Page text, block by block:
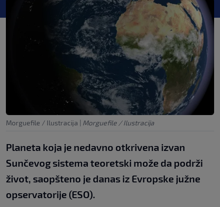
Morguefile / Ilustracija | Morguefile / Ilustracija
Planeta koja je nedavno otkrivena izvan
Sunčevog sistema teoretski može da podrži
život, saopšteno je danas iz Evropske južne
opservatorije (ESO).